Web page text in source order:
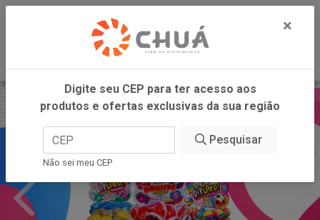
×
Digite seu CEP para ter acesso aos
produtos e ofertas exclusivas da sua região
Pesquisar
Não sei meu CEP